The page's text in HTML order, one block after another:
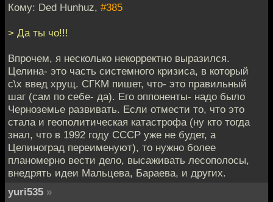
Кому: Ded Hunhuz, #385
> Да ты чо!!!
Впрочем, я несколько некорректно выразился.
Целина- это часть системного кризиса, в который
с\х введ хрущ. СГКМ пишет, что- это правильный
шаг (сам по себе- да). Его оппоненты- надо было
Черноземье развивать. Если отмести то, что это
стала и геополитическая катастрофа (ну кто тогда
знал, что в 1992 году СССР уже не будет, а
Целиноград переименуют), то нужно более
планомерно вести дело, высаживать лесополосы,
внедрять идеи Мальцева, Бараева, и других.
yuri535 »